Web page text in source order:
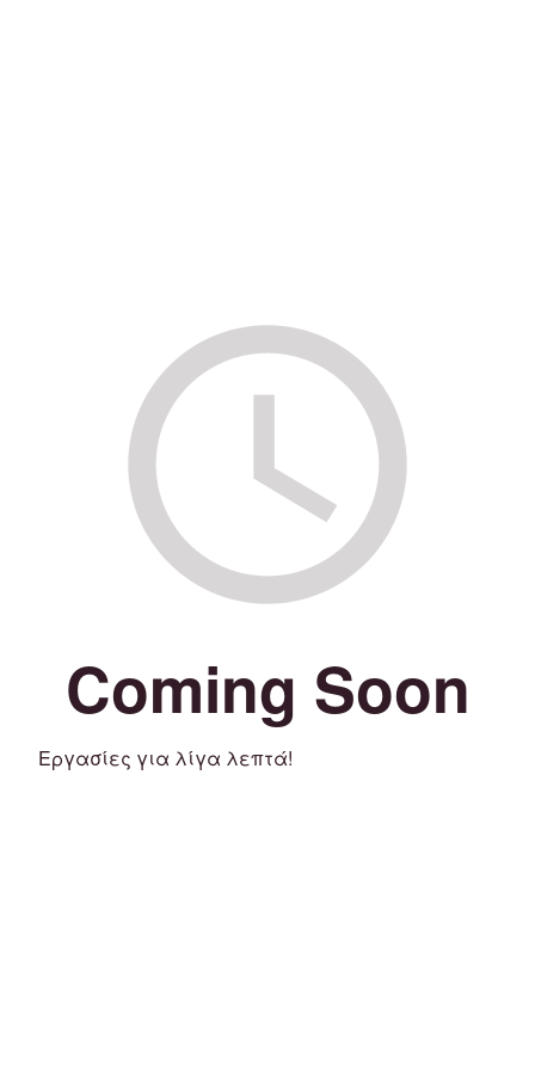
Coming Soon
Εργασίες για λίγα λεπτά!